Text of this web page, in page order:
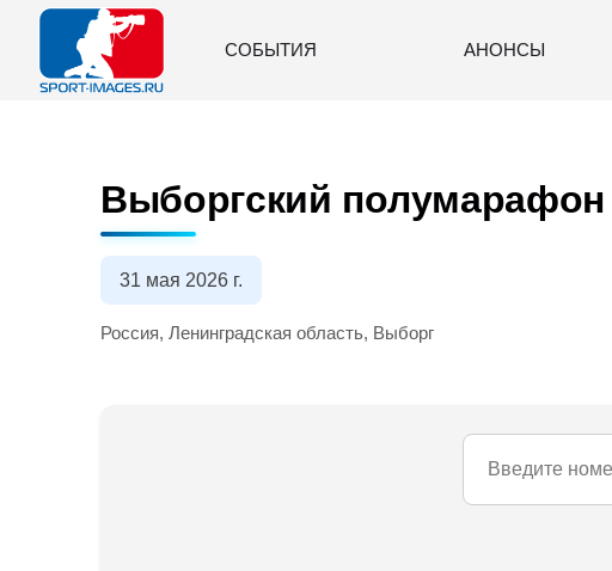
СОБЫТИЯ АНОНСЫ
Выборгский полумарафон
31 мая 2026 г.
Россия, Ленинградская область, Выборг